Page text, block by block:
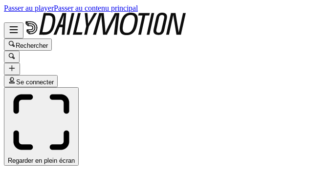
Passer au playerPasser au contenu principal
Rechercher
Se connecter
Regarder en plein écran